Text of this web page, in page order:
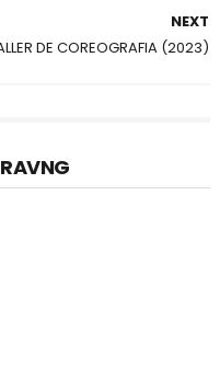
NEXT
DE COREOGRAFIA (2023)